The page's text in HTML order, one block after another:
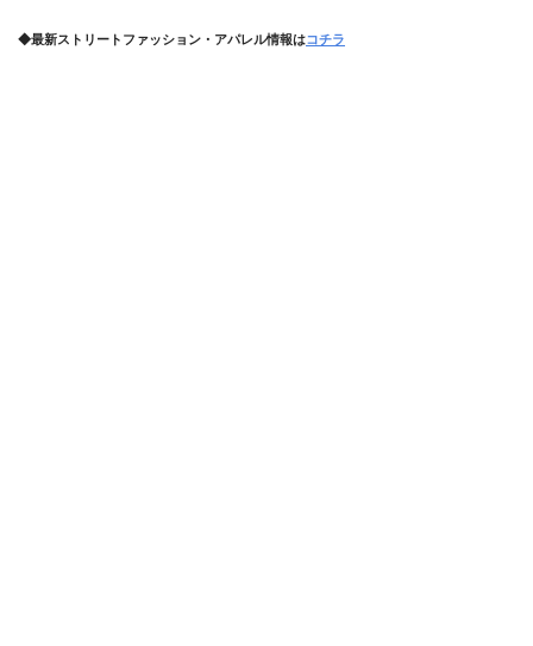
◆最新ストリートファッション・アパレル情報はコチラ